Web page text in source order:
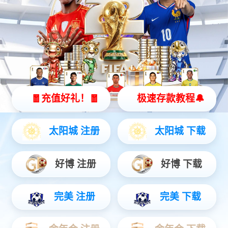
今年会灵犀 X2
全智能灵动机器人
灵动 | 亲和 | 智能
查看更多